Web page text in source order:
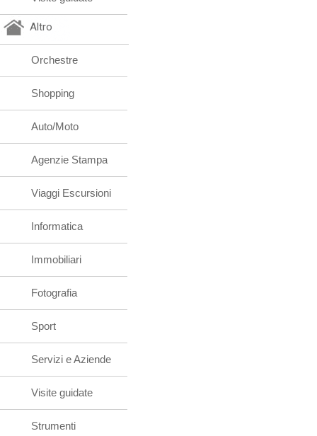
Altro
Orchestre
Shopping
Auto/Moto
Agenzie Stampa
Viaggi Escursioni
Informatica
Immobiliari
Fotografia
Sport
Servizi e Aziende
Visite guidate
Strumenti